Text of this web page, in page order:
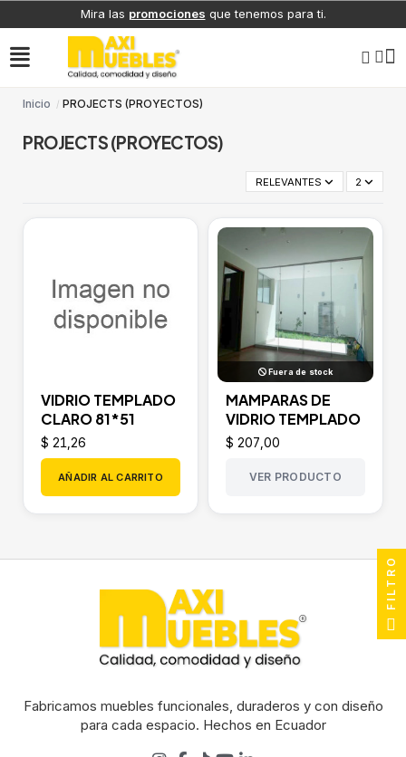
Mira las promociones que tenemos para ti.
Inicio PROJECTS (PROYECTOS)
PROJECTS (PROYECTOS)
RELEVANTES 2
VIDRIO TEMPLADO
CLARO 81*51
$ 21,26
AÑADIR AL CARRITO
Fuera de stock
MAMPARAS DE
VIDRIO TEMPLADO
$ 207,00
VER PRODUCTO
Fabricamos muebles funcionales, duraderos y con diseño
para cada espacio. Hechos en Ecuador
FILTRO